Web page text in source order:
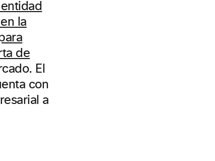
la
de
El
con
a